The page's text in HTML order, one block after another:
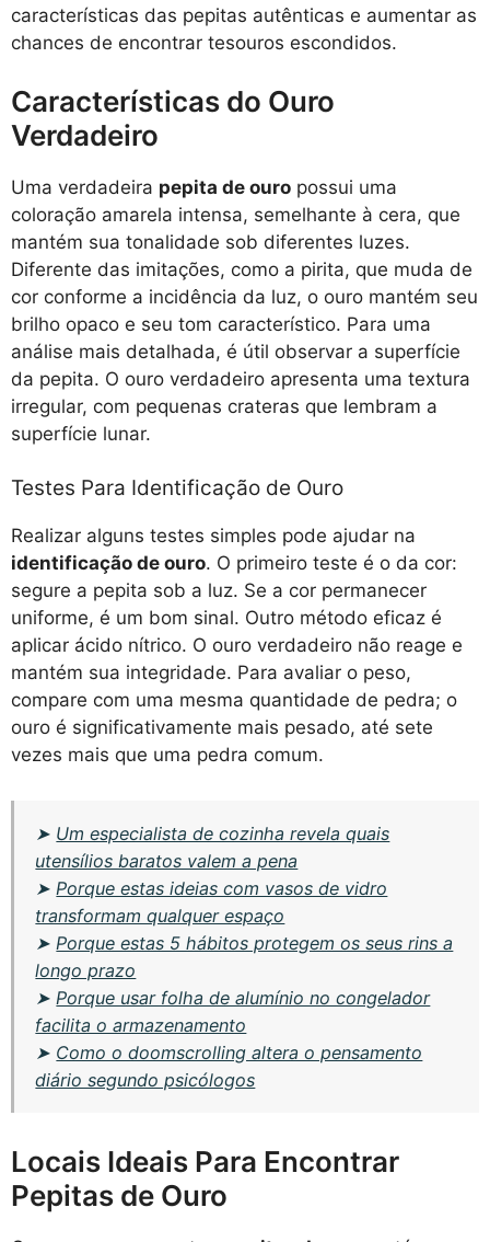
características das pepitas autênticas e aumentar as
chances de encontrar tesouros escondidos.
Características do Ouro
Verdadeiro
Uma verdadeira pepita de ouro possui uma
coloração amarela intensa, semelhante à cera, que
mantém sua tonalidade sob diferentes luzes.
Diferente das imitações, como a pirita, que muda de
cor conforme a incidência da luz, o ouro mantém seu
brilho opaco e seu tom característico. Para uma
análise mais detalhada, é útil observar a superfície
da pepita. O ouro verdadeiro apresenta uma textura
irregular, com pequenas crateras que lembram a
superfície lunar.
Testes Para Identificação de Ouro
Realizar alguns testes simples pode ajudar na
identificação de ouro. O primeiro teste é o da cor:
segure a pepita sob a luz. Se a cor permanecer
uniforme, é um bom sinal. Outro método eficaz é
aplicar ácido nítrico. O ouro verdadeiro não reage e
mantém sua integridade. Para avaliar o peso,
compare com uma mesma quantidade de pedra; o
ouro é significativamente mais pesado, até sete
vezes mais que uma pedra comum.
➤ Um especialista de cozinha revela quais
utensílios baratos valem a pena
➤ Porque estas ideias com vasos de vidro
transformam qualquer espaço
➤ Porque estas 5 hábitos protegem os seus rins a
longo prazo
➤ Porque usar folha de alumínio no congelador
facilita o armazenamento
➤ Como o doomscrolling altera o pensamento
diário segundo psicólogos
Locais Ideais Para Encontrar
Pepitas de Ouro